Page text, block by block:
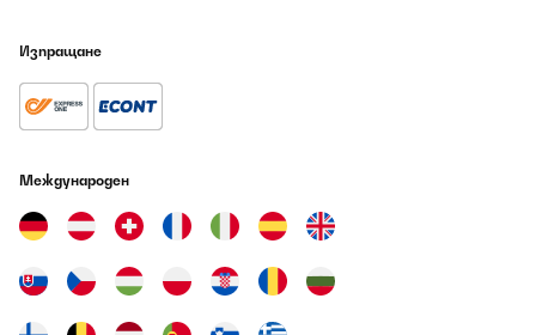
Изпращане
Международен